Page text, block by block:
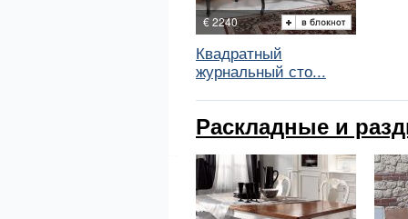
€ 2240
Квадратный
журнальный сто...
Раскладные и